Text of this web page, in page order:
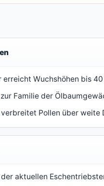
erreicht Wuchshöhen bis
Familie der
Pollen über weite
aktuellen